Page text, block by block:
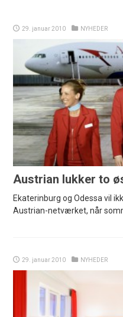
29. januar 2010 NYHEDER
Austrian lukker to
Ekaterinburg og Odessa vil
Austrian-netværket, når
29. januar 2010 NYHEDER